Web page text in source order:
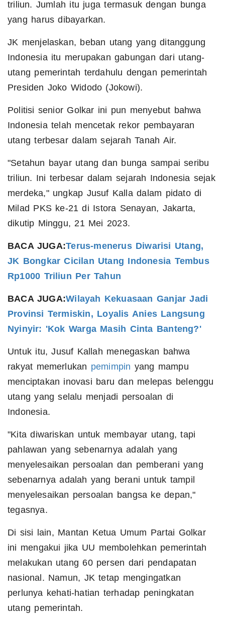
triliun. Jumlah itu juga termasuk dengan bunga
yang harus dibayarkan.
JK menjelaskan, beban utang yang ditanggung
Indonesia itu merupakan gabungan dari utang-
utang pemerintah terdahulu dengan pemerintah
Presiden Joko Widodo (Jokowi).
Politisi senior Golkar ini pun menyebut bahwa
Indonesia telah mencetak rekor pembayaran
utang terbesar dalam sejarah Tanah Air.
"Setahun bayar utang dan bunga sampai seribu
triliun. Ini terbesar dalam sejarah Indonesia sejak
merdeka," ungkap Jusuf Kalla dalam pidato di
Milad PKS ke-21 di Istora Senayan, Jakarta,
dikutip Minggu, 21 Mei 2023.
BACA JUGA:Terus-menerus Diwarisi Utang,
JK Bongkar Cicilan Utang Indonesia Tembus
Rp1000 Triliun Per Tahun
BACA JUGA:Wilayah Kekuasaan Ganjar Jadi
Provinsi Termiskin, Loyalis Anies Langsung
Nyinyir: 'Kok Warga Masih Cinta Banteng?'
Untuk itu, Jusuf Kallah menegaskan bahwa
rakyat memerlukan pemimpin yang mampu
menciptakan inovasi baru dan melepas belenggu
utang yang selalu menjadi persoalan di
Indonesia.
"Kita diwariskan untuk membayar utang, tapi
pahlawan yang sebenarnya adalah yang
menyelesaikan persoalan dan pemberani yang
sebenarnya adalah yang berani untuk tampil
menyelesaikan persoalan bangsa ke depan,"
tegasnya.
Di sisi lain, Mantan Ketua Umum Partai Golkar
ini mengakui jika UU membolehkan pemerintah
melakukan utang 60 persen dari pendapatan
nasional. Namun, JK tetap mengingatkan
perlunya kehati-hatian terhadap peningkatan
utang pemerintah.